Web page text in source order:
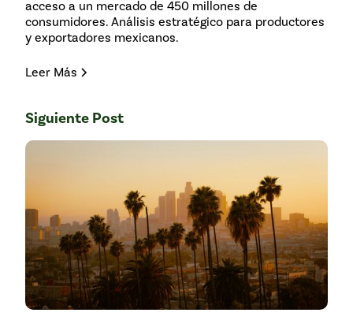
acceso a un mercado de 450 millones de
consumidores. Análisis estratégico para productores
y exportadores mexicanos.
Leer Más
Siguiente Post